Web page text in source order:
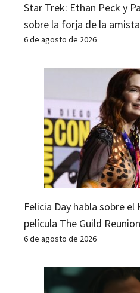
Star Trek: Ethan Peck y
sobre la forja de la
6 de agosto de 2026
Felicia Day habla sobre
película The Guild Reunion
6 de agosto de 2026